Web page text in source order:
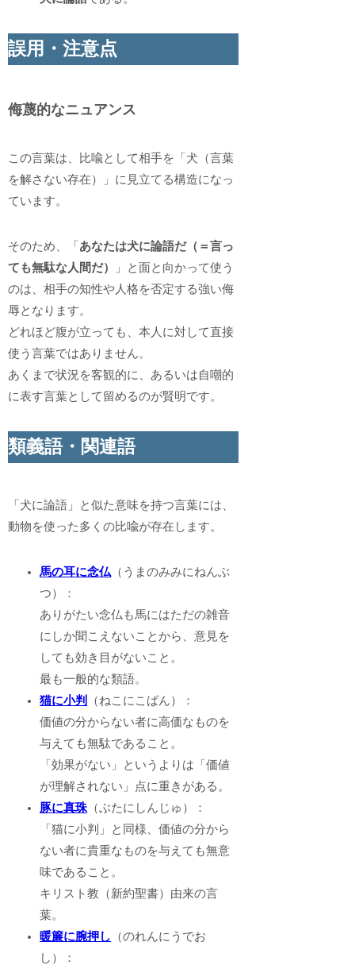
誤用・注意点
侮蔑的なニュアンス
この言葉は、比喩として相手を「犬（言葉
を解さない存在）」に見立てる構造になっ
ています。
そのため、「あなたは犬に論語だ（＝言っ
ても無駄な人間だ）
」と面と向かって使う
のは、相手の知性や人格を否定する強い侮
辱となります。
どれほど腹が立っても、本人に対して直接
使う言葉ではありません。
あくまで状況を客観的に、あるいは自嘲的
に表す言葉として留めるのが賢明です。
類義語・関連語
「犬に論語」と似た意味を持つ言葉には、
動物を使った多くの比喩が存在します。
馬の耳に念仏 （うまのみみにねんぶ
つ）：
ありがたい念仏も馬にはただの雑音
にしか聞こえないことから、意見を
しても効き目がないこと。
最も一般的な類語。
猫に小判
（ねこにこばん）：
価値の分からない者に高価なものを
与えても無駄であること。
「効果がない」というよりは「価値
が理解されない」点に重きがある。
豚に真珠 （ぶたにしんじゅ）：
「猫に小判」と同様、価値の分から
ない者に貴重なものを与えても無意
味であること。
キリスト教（新約聖書）由来の言
葉。
暖簾に腕押し （のれんにうでお
し）：